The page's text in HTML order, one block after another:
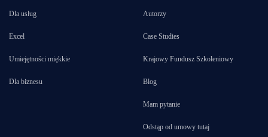
Dla usług
Excel
Umiejętności miękkie
Dla biznesu
Autorzy
Case Studies
Krajowy Fundusz Szkoleniowy
Blog
Mam pytanie
Odstąp od umowy tutaj